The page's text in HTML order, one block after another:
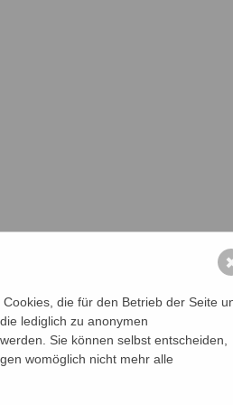
und das Training von
Koordination, Ausdauer.
neuen Medien, Ernährung,
und
werden.
die für den Betrieb der Seite
lediglich zu anonymen
Sie können selbst entscheiden,
womöglich nicht mehr alle